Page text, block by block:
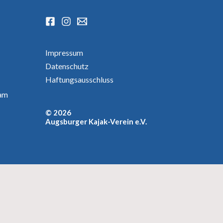
Impressum
Datenschutz
Haftungsausschluss
© 2026
Augsburger Kajak-Verein e.V.